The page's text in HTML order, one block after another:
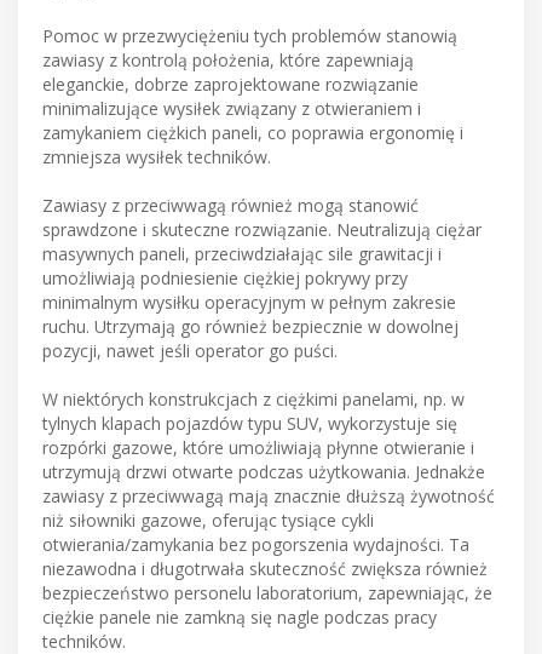
Pomoc w przezwyciężeniu tych problemów stanowią
zawiasy z kontrolą położenia, które zapewniają
eleganckie, dobrze zaprojektowane rozwiązanie
minimalizujące wysiłek związany z otwieraniem i
zamykaniem ciężkich paneli, co poprawia ergonomię i
zmniejsza wysiłek techników.
Zawiasy z przeciwwagą również mogą stanowić
sprawdzone i skuteczne rozwiązanie. Neutralizują ciężar
masywnych paneli, przeciwdziałając sile grawitacji i
umożliwiają podniesienie ciężkiej pokrywy przy
minimalnym wysiłku operacyjnym w pełnym zakresie
ruchu. Utrzymają go również bezpiecznie w dowolnej
pozycji, nawet jeśli operator go puści.
W niektórych konstrukcjach z ciężkimi panelami, np. w
tylnych klapach pojazdów typu SUV, wykorzystuje się
rozpórki gazowe, które umożliwiają płynne otwieranie i
utrzymują drzwi otwarte podczas użytkowania. Jednakże
zawiasy z przeciwwagą mają znacznie dłuższą żywotność
niż siłowniki gazowe, oferując tysiące cykli
otwierania/zamykania bez pogorszenia wydajności. Ta
niezawodna i długotrwała skuteczność zwiększa również
bezpieczeństwo personelu laboratorium, zapewniając, że
ciężkie panele nie zamkną się nagle podczas pracy
techników.